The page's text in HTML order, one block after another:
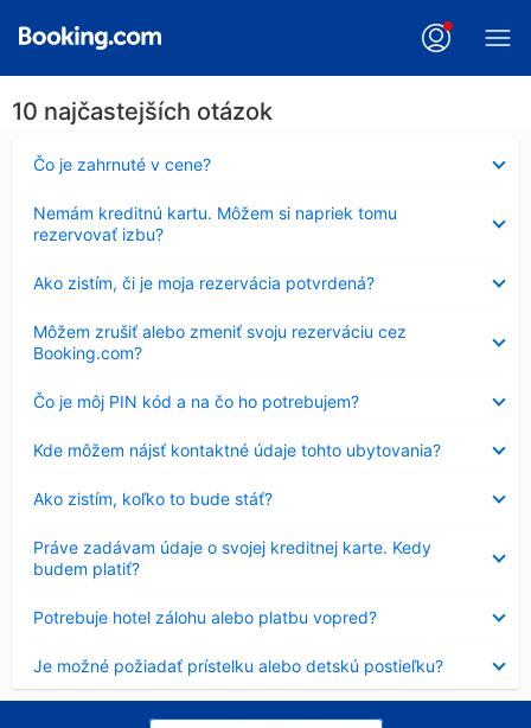
10 najčastejších otázok
Čo je zahrnuté v cene?
Nezobrazuje
sa
Nemám kreditnú kartu. Môžem si napriek tomu
rezervovať izbu?
sa
Ako zistím, či je moja rezervácia potvrdená?
sa
Môžem zrušiť alebo zmeniť svoju rezerváciu cez
Booking.com?
sa
Čo je môj PIN kód a na čo ho potrebujem?
Nezobrazuje
sa
Kde môžem nájsť kontaktné údaje tohto ubytovania?
sa
Ako zistím, koľko to bude stáť?
sa
Práve zadávam údaje o svojej kreditnej karte. Kedy
budem platiť?
sa
Potrebuje hotel zálohu alebo platbu vopred?
sa
Je možné požiadať prístelku alebo detskú postieľku?
sa